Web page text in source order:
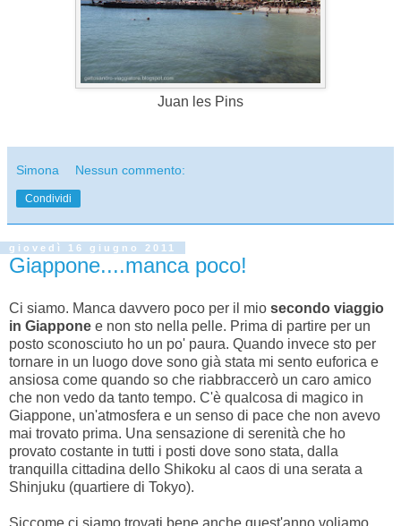
Juan les Pins
Simona Nessun commento:
Condividi
giovedì 16 giugno 2011
Giappone....manca poco!
Ci siamo. Manca davvero poco per il mio secondo viaggio
in Giappone e non sto nella pelle. Prima di partire per un
posto sconosciuto ho un po' paura. Quando invece sto per
tornare in un luogo dove sono già stata mi sento euforica e
ansiosa come quando so che riabbraccerò un caro amico
che non vedo da tanto tempo. C'è qualcosa di magico in
Giappone, un'atmosfera e un senso di pace che non avevo
mai trovato prima. Una sensazione di serenità che ho
provato costante in tutti i posti dove sono stata, dalla
tranquilla cittadina dello Shikoku al caos di una serata a
Shinjuku (quartiere di Tokyo).
Siccome ci siamo trovati bene anche quest'anno voliamo